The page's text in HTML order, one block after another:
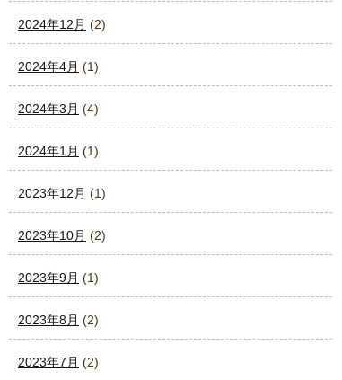
2024年12月 (2)
2024年4月 (1)
2024年3月 (4)
2024年1月 (1)
2023年12月 (1)
2023年10月 (2)
2023年9月 (1)
2023年8月 (2)
2023年7月 (2)